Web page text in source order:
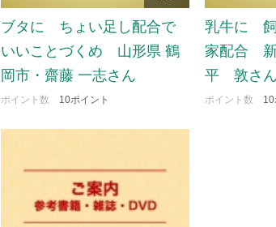
ブタに ちょい足し配合で
いいことづくめ 山形県 鶴
岡市・齋藤 一志さん
ポイント数 10ポイント
乳牛に 飼
家配合 新
平 敦さん
ポイント数 10